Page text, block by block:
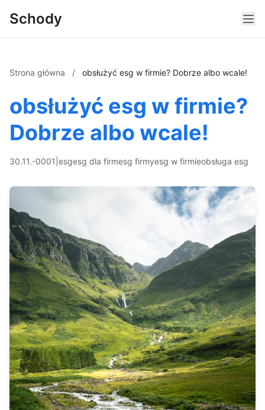
Schody
Strona główna / obsłużyć esg w firmie? Dobrze albo wcale!
obsłużyć esg w firmie?
Dobrze albo wcale!
30.11.-0001 esgesg dla firmesg firmyesg w firmieobsługa esg